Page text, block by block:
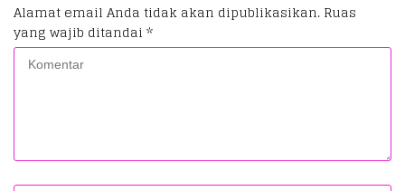
Alamat email Anda tidak akan dipublikasikan. Ruas
yang wajib ditandai *